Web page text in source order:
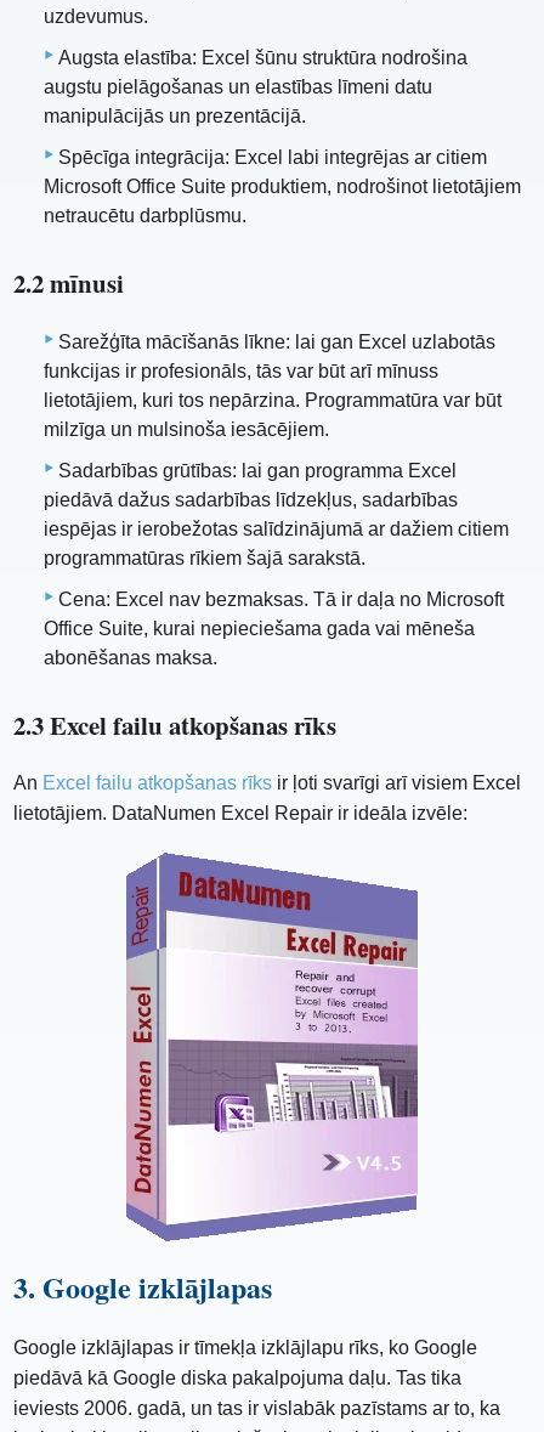
uzdevumus.
Augsta elastība: Excel šūnu struktūra nodrošina
augstu pielāgošanas un elastības līmeni datu
manipulācijās un prezentācijā.
Spēcīga integrācija: Excel labi integrējas ar citiem
Microsoft Office Suite produktiem, nodrošinot lietotājiem
netraucētu darbplūsmu.
2.2 mīnusi
Sarežģīta mācīšanās līkne: lai gan Excel uzlabotās
funkcijas ir profesionāls, tās var būt arī mīnuss
lietotājiem, kuri tos nepārzina. Programmatūra var būt
milzīga un mulsinoša iesācējiem.
Sadarbības grūtības: lai gan programma Excel
piedāvā dažus sadarbības līdzekļus, sadarbības
iespējas ir ierobežotas salīdzinājumā ar dažiem citiem
programmatūras rīkiem šajā sarakstā.
Cena: Excel nav bezmaksas. Tā ir daļa no Microsoft
Office Suite, kurai nepieciešama gada vai mēneša
abonēšanas maksa.
2.3 Excel failu atkopšanas rīks
An Excel failu atkopšanas rīks ir ļoti svarīgi arī visiem Excel
lietotājiem. DataNumen Excel Repair ir ideāla izvēle:
3. Google izklājlapas
Google izklājlapas ir tīmekļa izklājlapu rīks, ko Google
piedāvā kā Google diska pakalpojuma daļu. Tas tika
ieviests 2006. gadā, un tas ir vislabāk pazīstams ar to, ka